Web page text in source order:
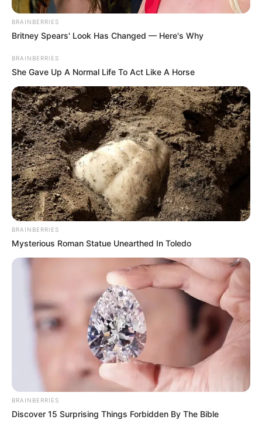
BRAINBERRIES
Britney Spears' Look Has Changed — Here's Why
BRAINBERRIES
She Gave Up A Normal Life To Act Like A Horse
BRAINBERRIES
Mysterious Roman Statue Unearthed In Toledo
BRAINBERRIES
Discover 15 Surprising Things Forbidden By The Bible